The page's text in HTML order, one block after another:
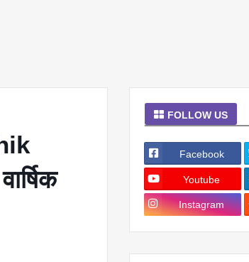
FOLLOW US
Facebook
Youtube
Instagram